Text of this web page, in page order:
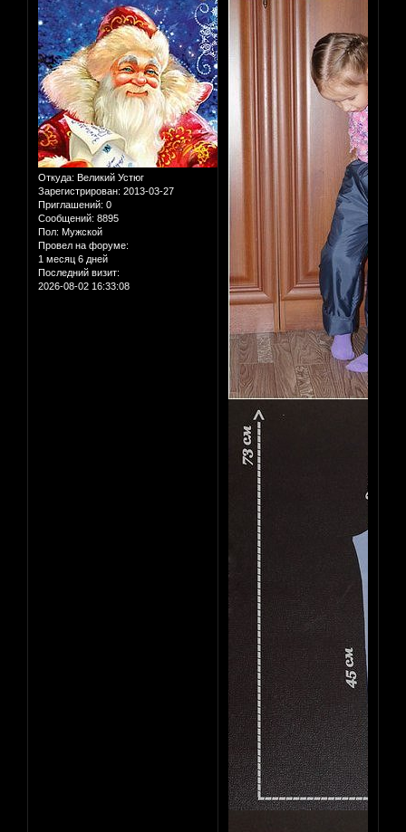
Откуда: Великий Устюг
Зарегистрирован: 2013-03-27
Приглашений: 0
Сообщений: 8895
Пол: Мужской
Провел на форуме:
1 месяц 6 дней
Последний визит:
2026-08-02 16:33:08